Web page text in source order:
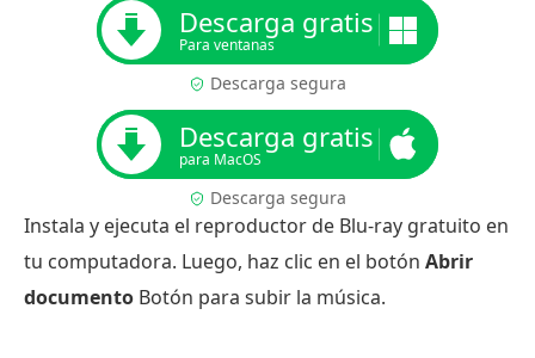
Descarga gratis
Para ventanas
Descarga segura
Descarga gratis
para MacOS
Descarga segura
Instala y ejecuta el reproductor de Blu-ray gratuito en
tu computadora. Luego, haz clic en el botón Abrir
documento Botón para subir la música.